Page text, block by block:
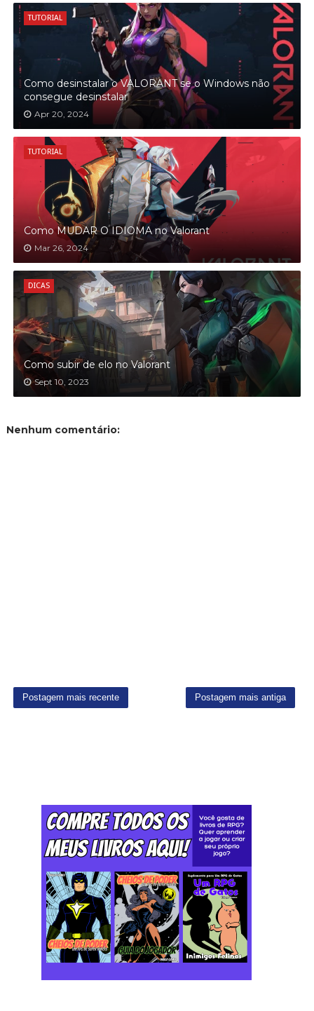
TUTORIAL
Como desinstalar o VALORANT se o Windows não
consegue desinstalar
Apr 20, 2024
TUTORIAL
Como MUDAR O IDIOMA no Valorant
Mar 26, 2024
DICAS
Como subir de elo no Valorant
Sept 10, 2023
Nenhum comentário:
Postagem mais recente Postagem mais antiga